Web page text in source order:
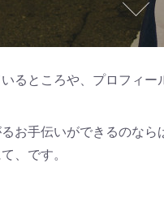
るところや、プロフィ
お手伝いができるのな
、です。